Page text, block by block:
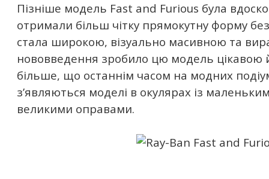
Пізніше модель Fast and Furious була
отримали більш чітку прямокутну форму
стала широкою, візуально масивною та
нововведення зробило цю модель цікавою
більше, що останнім часом на модних
з’являються моделі в окулярах із
великими оправами.